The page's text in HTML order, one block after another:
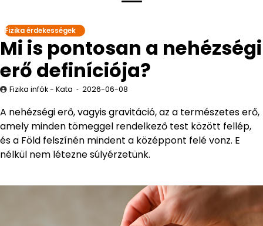
Fizika érdekességek
Mi is pontosan a nehézségi
erő definíciója?
Fizika infók - Kata 2026-06-08
A nehézségi erő, vagyis gravitáció, az a természetes erő,
amely minden tömeggel rendelkező test között fellép,
és a Föld felszínén mindent a középpont felé vonz. E
nélkül nem létezne súlyérzetünk.